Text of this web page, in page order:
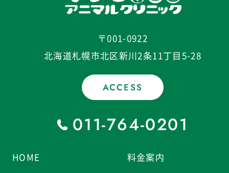
〒001-0922
北海道札幌市北区新川2条11丁目5-28
ACCESS
011-764-0201
HOME
料金案内